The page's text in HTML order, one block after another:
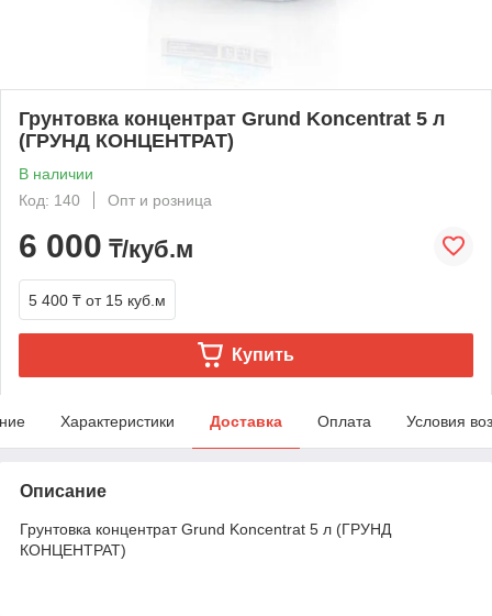
Грунтовка концентрат Grund Konсentrat 5 л
(ГРУНД КОНЦЕНТРАТ)
В наличии
Код: 140
Опт и розница
6 000 ₸/куб.м
5 400 ₸ от 15 куб.м
Купить
Характеристики Доставка Оплата Условия
Описание
Грунтовка концентрат Grund Konсentrat 5 л (ГРУНД
КОНЦЕНТРАТ)